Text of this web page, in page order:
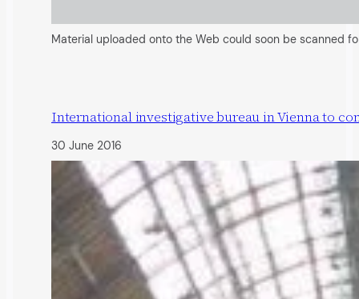
Material uploaded onto the Web could soon be scanned
International investigative bureau in Vienna to
30 June 2016